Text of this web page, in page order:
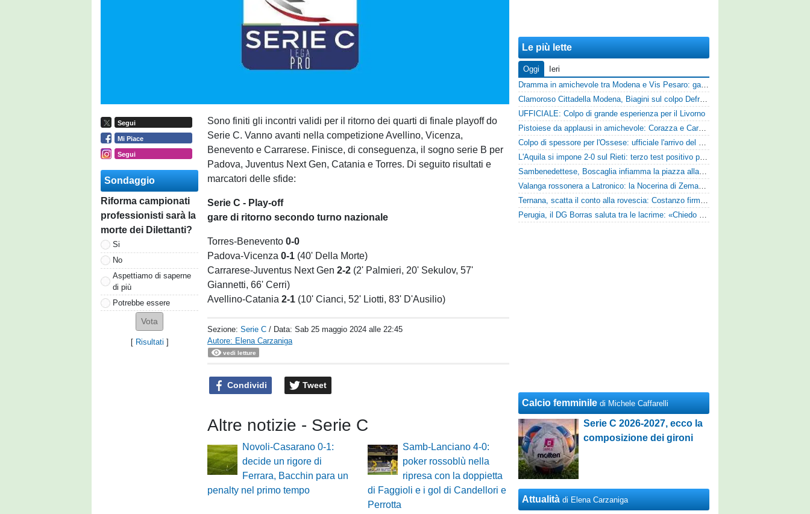
Segui
Mi Piace
Segui
Sondaggio
Riforma campionati
professionisti sarà la
morte dei Dilettanti?
Si
No
Aspettiamo di saperne
di più
Potrebbe essere
[ Risultati ]
Sono finiti gli incontri validi per il ritorno dei quarti di finale playoff do
Serie C. Vanno avanti nella competizione Avellino, Vicenza,
Benevento e Carrarese. Finisce, di conseguenza, il sogno serie B per
Padova, Juventus Next Gen, Catania e Torres. Di seguito risultati e
marcatori delle sfide:
Serie C - Play-off
gare di ritorno secondo turno nazionale
Torres-Benevento0-0
Padova-Vicenza 0-1 (40' Della Morte)
Carrarese-Juventus Next Gen 2-2 (2' Palmieri, 20' Sekulov, 57'
Giannetti, 66' Cerri)
Avellino-Catania2-1 (10' Cianci, 52' Liotti, 83' D'Ausilio)
Sezione:Serie C / Data:Sab 25 maggio 2024 alle 22:45
Autore: Elena Carzaniga
vedi letture
Condividi Tweet
Altre notizie - Serie C
Novoli-Casarano 0-1:
decide un rigore di
Ferrara, Bacchin para un
penalty nel primo tempo
Samb-Lanciano 4-0:
poker rossoblù nella
ripresa con la doppietta
di Faggioli e i gol di Candellori e
Perrotta
Le più lette
Oggi
Ieri
Dramma in amichevole tra Modena e Vis Pesaro: gara sospesa per il grave infortunio di Sersanti
Clamoroso Cittadella Modena, Biagini sul colpo Defrel: «Per noi rappresenta un sogno, a volte si realizzano»
UFFICIALE: Colpo di grande esperienza per il Livorno
Pistoiese da applausi in amichevole: Corazza e Cardelli piegano lo Scandicci per 1-0
Colpo di spessore per l'Ossese: ufficiale l'arrivo del difensore Riccardo Idda
L'Aquila si impone 2-0 sul Rieti: terzo test positivo per la squadra di Andreucci
Sambenedettese, Boscaglia infiamma la piazza alla presentazione: «Senza di voi non saremmo nulla, vi promettiamo lavoro e maglia sudata»
Valanga rossonera a Latronico: la Nocerina di Zeman ne fa 9 all'Atletico Agromonte
Ternana, scatta il conto alla rovescia: Costanzo firma, Hraiech vicino e nel pomeriggio c'è l'amichevole
Perugia, il DG Borras saluta tra le lacrime: «Chiedo scusa a tifosi e famiglia, Faroni ha perso tantissimi soldi»
Calcio femminile di Michele Caffarelli
Serie C 2026-2027, ecco la
composizione dei gironi
Attualità di Elena Carzaniga